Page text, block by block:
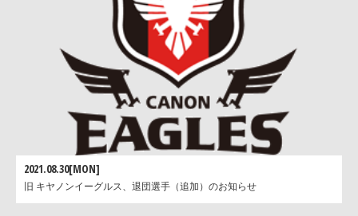
2021.08.30[MON]
旧 キヤノンイーグルス、退団選手（追加）のお知らせ